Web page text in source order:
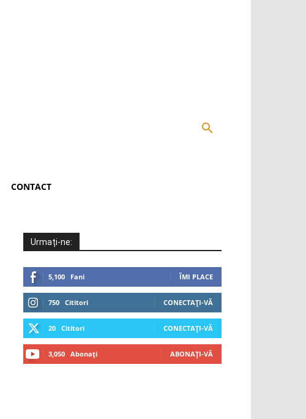
CONTACT
Urmați-ne:
5,100 Fani ÎMI PLACE
750 Cititori CONECTAȚI-VĂ
20 Cititori CONECTAȚI-VĂ
3,050 Abonați ABONAȚI-VĂ